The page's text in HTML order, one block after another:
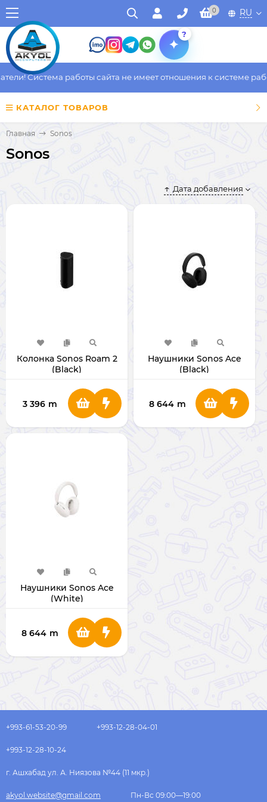
0 RU
?
Система работы сайта не имеет отношения к системе
КАТАЛОГ ТОВАРОВ
Главная Sonos
Sonos
Дата добавления
Колонка Sonos Roam 2
(Black)
3 396 m
Наушники Sonos Ace
(Black)
8 644 m
Наушники Sonos Ace
(White)
8 644 m
+993-61-53-20-99 +993-12-28-04-01
+993-12-28-10-24
г. Ашхабад ул. А. Ниязова №44 (11 мкр.)
akyol.website@gmail.com Пн-Вс 09:00—19:00